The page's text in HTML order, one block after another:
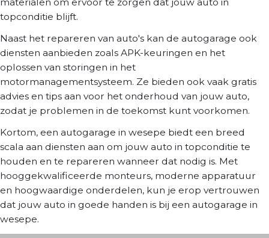
topconditie blijft.
Naast het repareren van auto's kan de autogarage ook
diensten aanbieden zoals APK-keuringen en het
oplossen van storingen in het
motormanagementsysteem. Ze bieden ook vaak gratis
advies en tips aan voor het onderhoud van jouw auto,
zodat je problemen in de toekomst kunt voorkomen.
Kortom, een autogarage in wesepe biedt een breed
scala aan diensten aan om jouw auto in topconditie te
houden en te repareren wanneer dat nodig is. Met
hooggekwalificeerde monteurs, moderne apparatuur
en hoogwaardige onderdelen, kun je erop vertrouwen
dat jouw auto in goede handen is bij een autogarage in
wesepe.